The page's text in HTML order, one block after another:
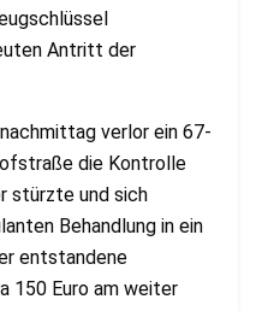
Antritt der
verlor ein 67-
die Kontrolle
stürzte und sich
Behandlung in ein
entstandene
150 Euro am weiter